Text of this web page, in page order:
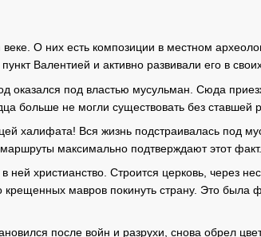
О них есть композиции в местном
Валентией и активно развивали его в
оказался под властью мусульман. Сюда
больше не могли существовать без ставшей
халифата! Вся жизнь подстраивалась под
максимально подтверждают этот факт.
христианство. Строится церковь, через
мавров покинуть страну. Это была
после войн и разрухи, снова обрел